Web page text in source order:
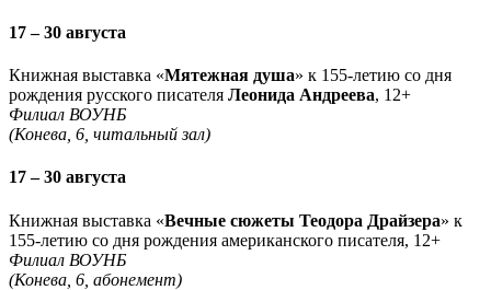
17 – 30 августа
Книжная выставка «Мятежная душа» к 155-летию со дня
рождения русского писателя Леонида Андреева, 12+
Филиал ВОУНБ
(Конева, 6, читальный зал)
17 – 30 августа
Книжная выставка «Вечные сюжеты Теодора Драйзера» к
155-летию со дня рождения американского писателя, 12+
Филиал ВОУНБ
(Конева, 6, абонемент)